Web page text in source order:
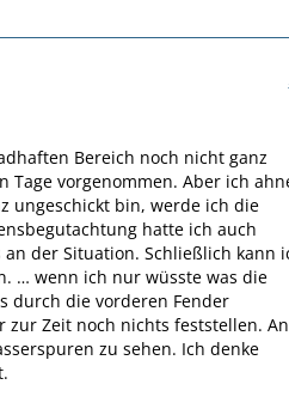
Bereich noch nicht ganz
vorgenommen. Aber ich
ungeschickt bin, werde ich die
hatte ich auch
der Situation. Schließlich kann
… wenn ich nur wüsste was die
durch die vorderen Fender
Zeit noch nichts feststellen. An
zu sehen. Ich denke